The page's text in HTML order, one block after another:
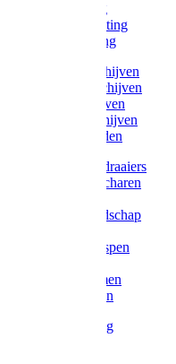
Voetketting
Scheepsketting
Victorketting
Afbraamschijven
Doorslijpschijven
Lamelschijven
Diamantschijven
Laselektroden
Schroevendraaiers
Tangen / Scharen
Meetgereedschap
Vijlen / Raspen
Lijmklemmen
Waterpassen
Bouwbeslag